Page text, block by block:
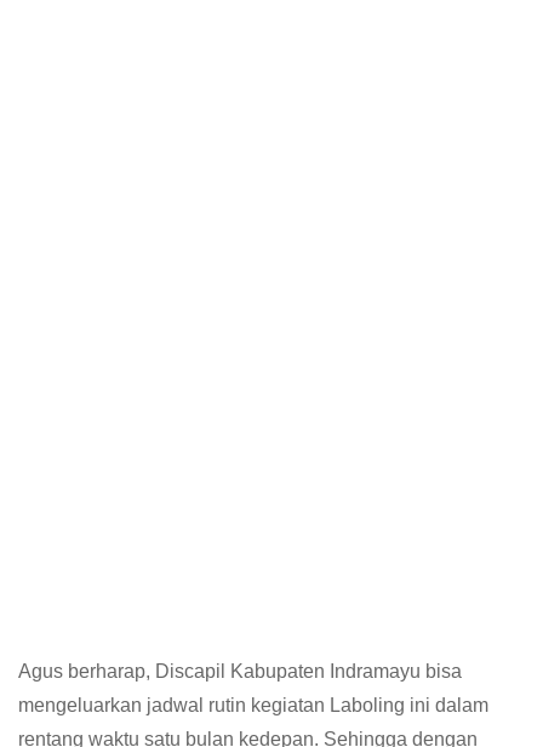
Agus berharap, Discapil Kabupaten Indramayu bisa
mengeluarkan jadwal rutin kegiatan Laboling ini dalam
rentang waktu satu bulan kedepan. Sehingga dengan